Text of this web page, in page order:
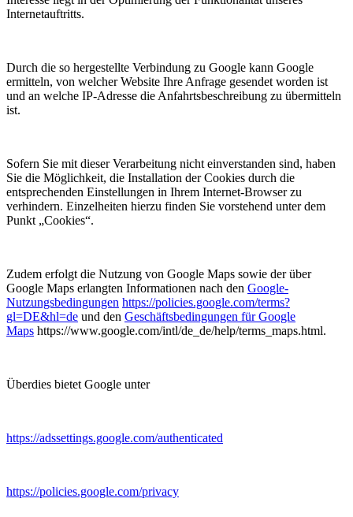
Internetauftritts.
Durch die so hergestellte Verbindung zu Google kann Google
ermitteln, von welcher Website Ihre Anfrage gesendet worden ist
und an welche IP-Adresse die Anfahrtsbeschreibung zu übermitteln
ist.
Sofern Sie mit dieser Verarbeitung nicht einverstanden sind, haben
Sie die Möglichkeit, die Installation der Cookies durch die
entsprechenden Einstellungen in Ihrem Internet-Browser zu
verhindern. Einzelheiten hierzu finden Sie vorstehend unter dem
Punkt „Cookies“.
Zudem erfolgt die Nutzung von Google Maps sowie der über
Google Maps erlangten Informationen nach den Google-
Nutzungsbedingungen https://policies.google.com/terms?
gl=DE&hl=de und den Geschäftsbedingungen für Google
Maps https://www.google.com/intl/de_de/help/terms_maps.html.
Überdies bietet Google unter
https://adssettings.google.com/authenticated
https://policies.google.com/privacy